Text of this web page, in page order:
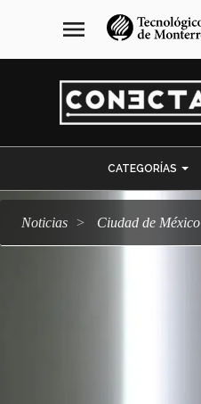
navegación
principal
menu
CATEGORÍAS
Noticias Ciudad de México